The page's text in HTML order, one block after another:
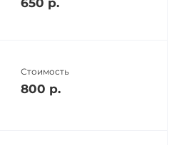
650 р.
Стоимость
800 р.